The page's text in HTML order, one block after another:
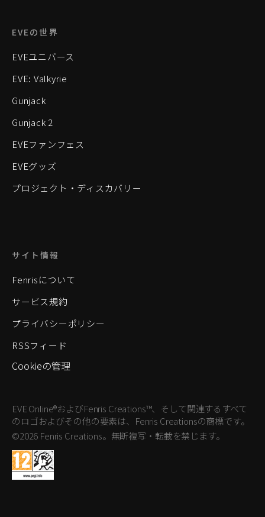
EVEの世界
EVEユニバース
EVE: Valkyrie
Gunjack
Gunjack 2
EVEファンフェス
EVEグッズ
プロジェクト・ディスカバリー
サイト情報
Fenrisについて
サービス規約
プライバシーポリシー
RSSフィード
Cookieの管理
EVE Online®およびFenris Creations™、そして関連するすべて
のロゴおよびその他の要素は、Fenris Creationsの商標です。
©2026 Fenris Creations。無断複写・転載を禁じます。